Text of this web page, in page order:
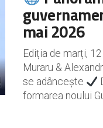
mai 2026
Ediția de marți,
Muraru &
se adâncește
formarea noului